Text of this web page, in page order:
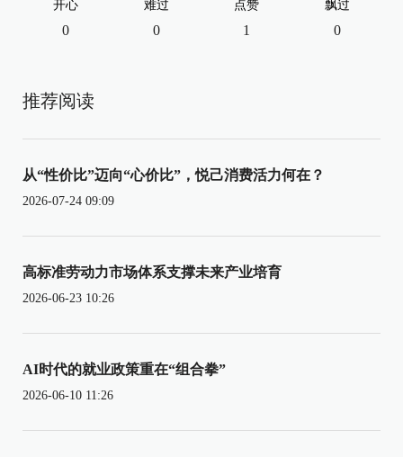
开心
0
难过
0
点赞
1
飘过
0
推荐阅读
从“性价比”迈向“心价比”，悦己消费活力何在？
2026-07-24 09:09
高标准劳动力市场体系支撑未来产业培育
2026-06-23 10:26
AI时代的就业政策重在“组合拳”
2026-06-10 11:26